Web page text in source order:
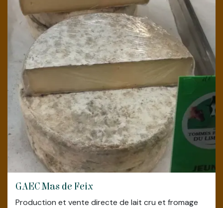
2025)
GAEC Mas de Feix
Production et vente directe de lait cru et fromage